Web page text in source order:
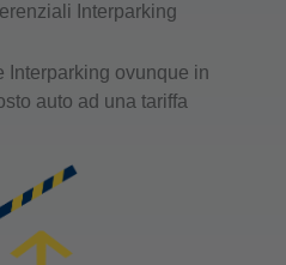
Interparking
Interparking ovunque in
auto ad una tariffa